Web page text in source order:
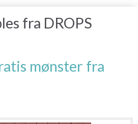
fra DROPS
mønster fra